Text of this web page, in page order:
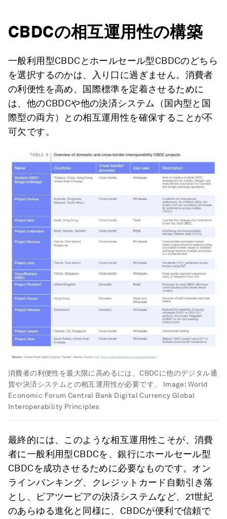
CBDCの相互運用性の構築
一般利用型CBDCとホールセール型CBDCのどちら
を選択するのかは、入り口に過ぎません。消費者
の利便性を高め、国際標準を定着させるために
は、他のCBDCや他の決済システム（国内型と国
際型の両方）との相互運用性を確保することが不
可欠です。
消費者の利便性を最大限に高めるには、CBDCに他のデジタル通
貨や決済システムとの相互運用性が必要です。
Image: World
Economic Forum Central Bank Digital Currency Global
Interoperability Principles
最終的には、このような相互運用性こそが、消費
者に一般利用型CBDCを、銀行にホールセール型
CBDCを成功させるために必要なものです。オン
ラインバンキング、クレジットカード自動引き落
とし、ピアツーピアの決済システムなど、21世紀
のあらゆる進化と同様に、CBDCが便利で信頼で